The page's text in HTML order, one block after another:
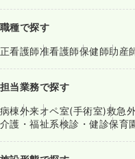
職種で探す
正看護師准看護師保健師助産
担当業務で探す
病棟外来オペ室(手術室)救急
介護・福祉系検診・健診保育